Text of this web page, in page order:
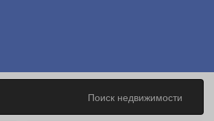
Поиск недвижимости